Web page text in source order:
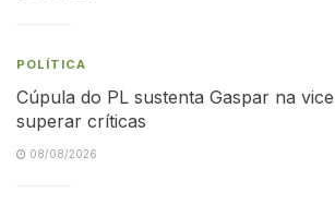
POLÍTICA
Cúpula do PL sustenta Gaspar na
superar críticas
08/08/2026